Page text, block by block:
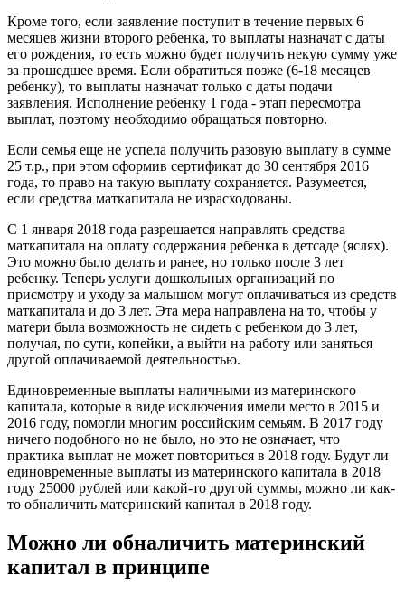
Кроме того, если заявление поступит в течение первых 6
месяцев жизни второго ребенка, то выплаты назначат с даты
его рождения, то есть можно будет получить некую сумму уже
за прошедшее время. Если обратиться позже (6-18 месяцев
ребенку), то выплаты назначат только с даты подачи
заявления. Исполнение ребенку 1 года - этап пересмотра
выплат, поэтому необходимо обращаться повторно.
Если семья еще не успела получить разовую выплату в сумме
25 т.р., при этом оформив сертификат до 30 сентября 2016
года, то право на такую выплату сохраняется. Разумеется,
если средства маткапитала не израсходованы.
С 1 января 2018 года разрешается направлять средства
маткапитала на оплату содержания ребенка в детсаде (яслях).
Это можно было делать и ранее, но только после 3 лет
ребенку. Теперь услуги дошкольных организаций по
присмотру и уходу за малышом могут оплачиваться из средств
маткапитала и до 3 лет. Эта мера направлена на то, чтобы у
матери была возможность не сидеть с ребенком до 3 лет,
получая, по сути, копейки, а выйти на работу или заняться
другой оплачиваемой деятельностью.
Единовременные выплаты наличными из материнского
капитала, которые в виде исключения имели место в 2015 и
2016 году, помогли многим российским семьям. В 2017 году
ничего подобного но не было, но это не означает, что
практика выплат не может повториться в 2018 году. Будут ли
единовременные выплаты из материнского капитала в 2018
году 25000 рублей или какой-то другой суммы, можно ли как-
то обналичить материнский капитал в 2018 году.
Можно ли обналичить материнский
капитал в принципе